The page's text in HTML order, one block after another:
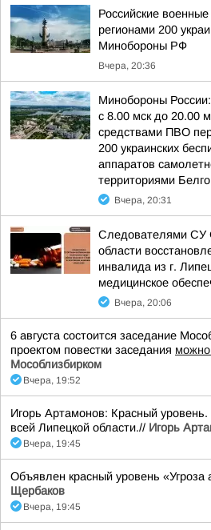
Российские
регионами 200
Минобороны РФ
Вчера, 20:36
Минобороны
с 8.00 мск до 20.00
средствами ПВО
200 украинских
аппаратов
территориями
Вчера, 20:31
Следователями СУ
области
инвалида из г.
медицинское
Вчера, 20:06
6 августа состоится заседание
проектом повестки заседания можно
Мособлизбирком
Вчера, 19:52
Игорь Артамонов: Красный
всей Липецкой области.// Игорь
Вчера, 19:45
Объявлен красный уровень
Щербаков
Вчера, 19:45